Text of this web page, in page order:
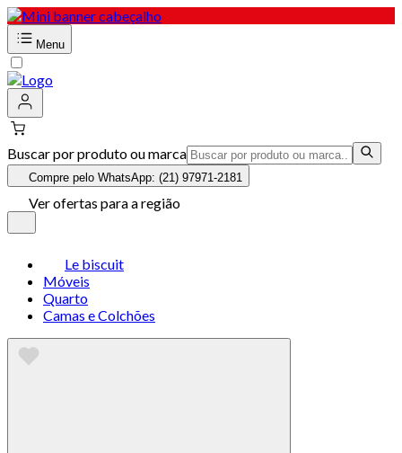
Menu
Buscar por produto ou marca
Compre pelo WhatsApp: (21) 97971-2181
Ver ofertas para a região
Le biscuit
Móveis
Quarto
Camas e Colchões